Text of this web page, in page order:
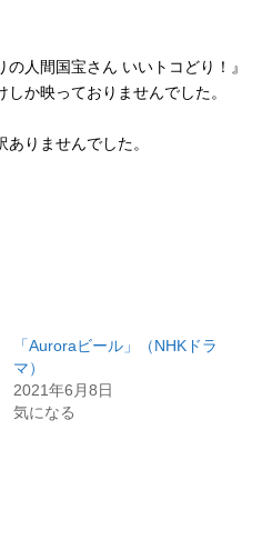
の人間国宝さん いいトコどり！』
か映っておりませんでした。
りませんでした。
「Auroraビール」（NHKドラ
マ）
2021年6月8日
気になる